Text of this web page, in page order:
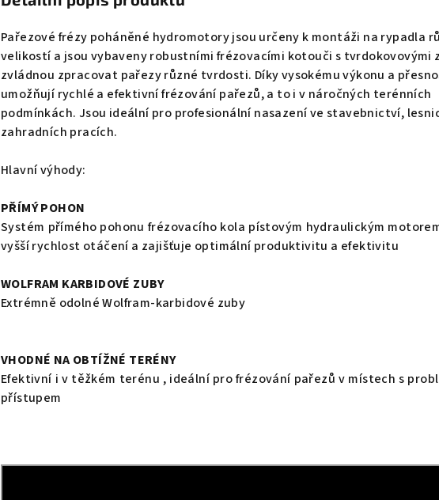
Pařezové frézy poháněné hydromotory jsou určeny k montáži na rypadla
velikostí a jsou vybaveny robustními frézovacími kotouči s tvrdokovovými
zvládnou zpracovat pařezy různé tvrdosti. Díky vysokému výkonu a
umožňují rychlé a efektivní frézování pařezů, a to i v náročných terénních
podmínkách. Jsou ideální pro profesionální nasazení ve stavebnictví,
zahradních pracích.
Hlavní výhody:
PŘÍMÝ POHON
Systém přímého pohonu frézovacího kola pístovým hydraulickým
vyšší rychlost otáčení a zajišťuje optimální produktivitu a efektivitu
WOLFRAM KARBIDOVÉ ZUBY
Extrémně odolné Wolfram-karbidové zuby
VHODNÉ NA OBTÍŽNÉ TERÉNY
Efektivní i v těžkém terénu , ideální pro frézování pařezů v místech s
přístupem